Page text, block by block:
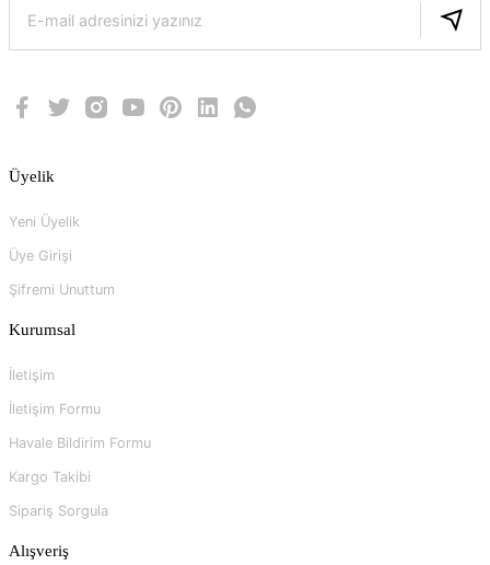
Üyelik
Yeni Üyelik
Üye Girişi
Şifremi Unuttum
Kurumsal
İletişim
İletişim Formu
Havale Bildirim Formu
Kargo Takibi
Sipariş Sorgula
Alışveriş